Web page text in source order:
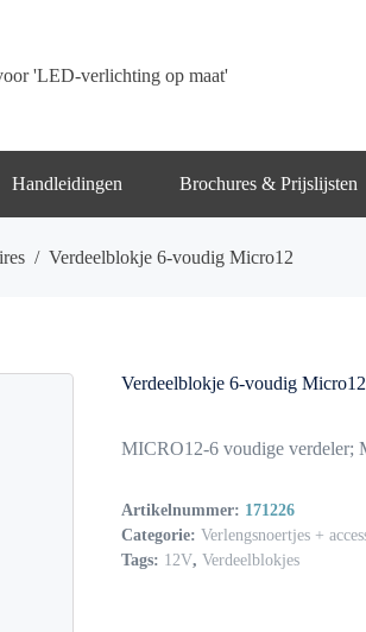
'LED-verlichting op maat'
Handleidingen Brochures & Prijslijsten
/ Verdeelblokje 6-voudig Micro12
Verdeelblokje 6-voudig Micro12
MICRO12-6 voudige verdeler;
Artikelnummer: 171226
Categorie: Verlengsnoertjes +
Tags: 12V, Verdeelblokjes